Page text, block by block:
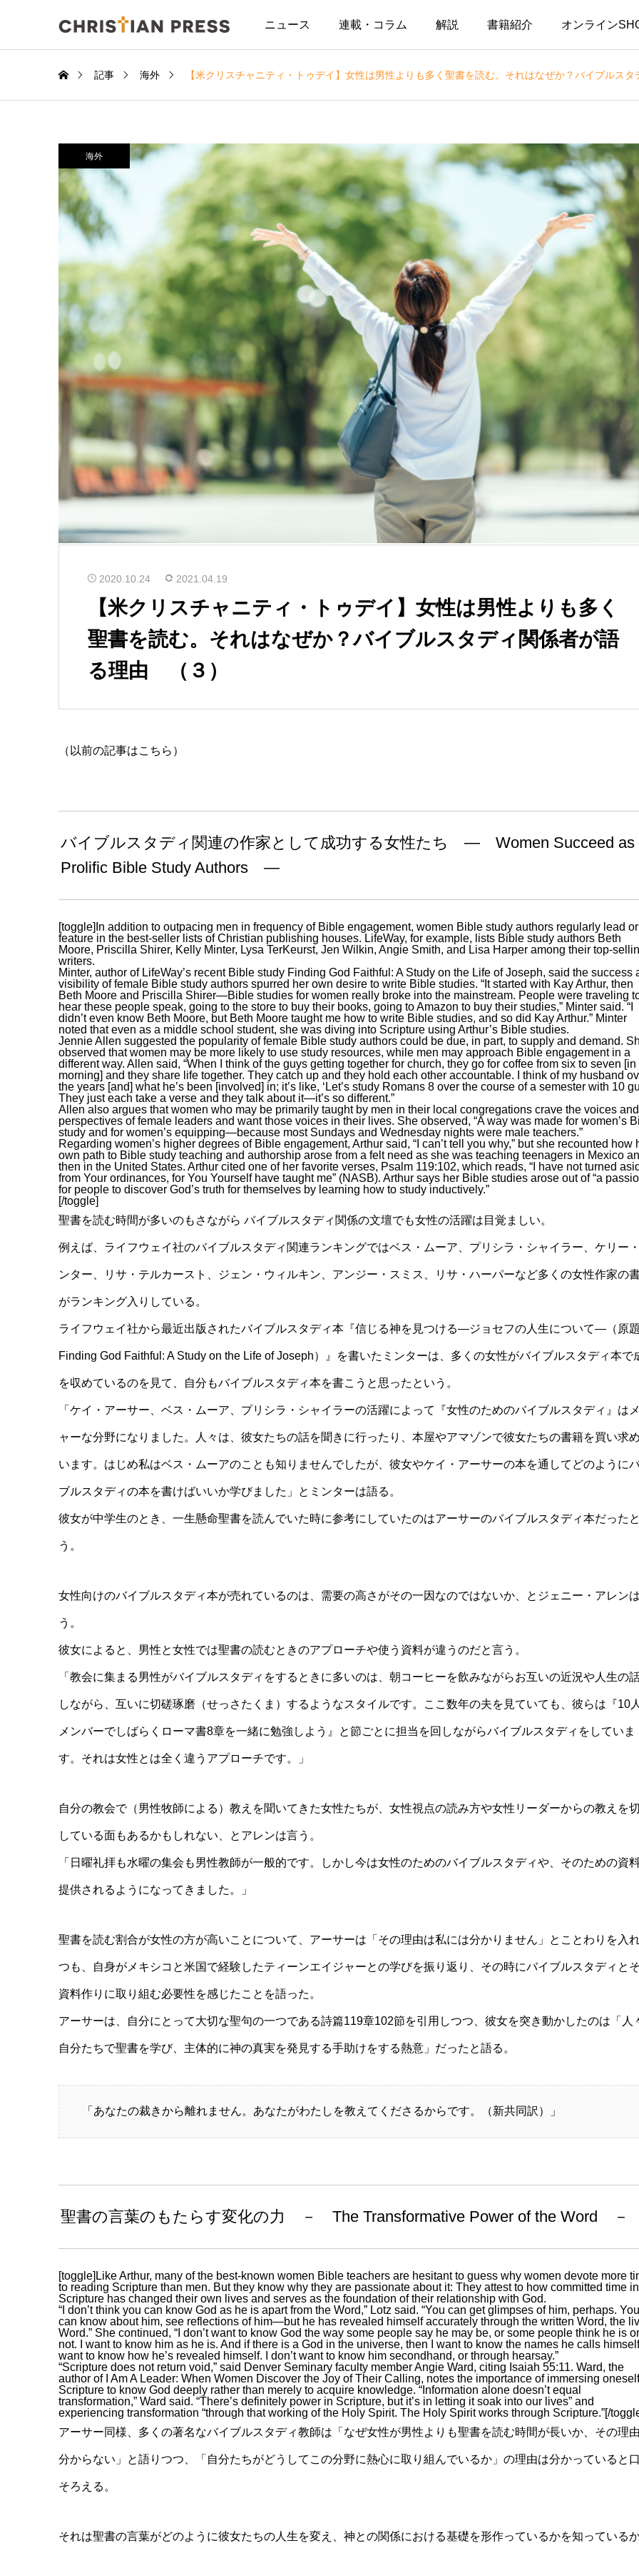
ニュース 連載・コラム 解説 書籍紹介 オンライン
記事 海外 【米クリスチャニティ・トゥデイ】女性は男性よりも多く聖書を読む。それはなぜか？バイブルス
海外
2020.10.24 2021.04.19
【米クリスチャニティ・トゥデイ】女性は男性よりも多く
聖書を読む。それはなぜか？バイブルスタディ関係者が語
る理由 （３）
（以前の記事はこちら）
バイブルスタディ関連の作家として成功する女性たち ― Women Succeed as
Prolific Bible Study Authors ―
[toggle]In addition to outpacing men in frequency of Bible engagement, women Bible study authors regularly lead or
feature in the best-seller lists of Christian publishing houses. LifeWay, for example, lists Bible study authors Beth
Moore, Priscilla Shirer, Kelly Minter, Lysa TerKeurst, Jen Wilkin, Angie Smith, and Lisa Harper among their top-
writers.
Minter, author of LifeWay’s recent Bible study Finding God Faithful: A Study on the Life of Joseph, said the success
visibility of female Bible study authors spurred her own desire to write Bible studies. “It started with Kay Arthur, then
Beth Moore and Priscilla Shirer—Bible studies for women really broke into the mainstream. People were traveling
hear these people speak, going to the store to buy their books, going to Amazon to buy their studies,” Minter said. “I
didn’t even know Beth Moore, but Beth Moore taught me how to write Bible studies, and so did Kay Arthur.” Minter
noted that even as a middle school student, she was diving into Scripture using Arthur’s Bible studies.
Jennie Allen suggested the popularity of female Bible study authors could be due, in part, to supply and demand.
observed that women may be more likely to use study resources, while men may approach Bible engagement in a
different way. Allen said, “When I think of the guys getting together for church, they go for coffee from six to seven [in
morning] and they share life together. They catch up and they hold each other accountable. I think of my husband
the years [and] what he’s been [involved] in; it’s like, ‘Let’s study Romans 8 over the course of a semester with 10
They just each take a verse and they talk about it—it’s so different.”
Allen also argues that women who may be primarily taught by men in their local congregations crave the voices and
perspectives of female leaders and want those voices in their lives. She observed, “A way was made for women’s
study and for women’s equipping—because most Sundays and Wednesday nights were male teachers.”
Regarding women’s higher degrees of Bible engagement, Arthur said, “I can’t tell you why,” but she recounted how
own path to Bible study teaching and authorship arose from a felt need as she was teaching teenagers in Mexico
then in the United States. Arthur cited one of her favorite verses, Psalm 119:102, which reads, “I have not turned
from Your ordinances, for You Yourself have taught me” (NASB). Arthur says her Bible studies arose out of “a
for people to discover God’s truth for themselves by learning how to study inductively.”
[/toggle]
聖書を読む時間が多いのもさながら バイブルスタディ関係の文壇でも女性の活躍は目覚ましい。
例えば、ライフウェイ社のバイブルスタディ関連ランキングではベス・ムーア、プリシラ・シャイラー、ケリー・
ンター、リサ・テルカースト、ジェン・ウィルキン、アンジー・スミス、リサ・ハーパーなど多くの女性作家の
がランキング入りしている。
ライフウェイ社から最近出版されたバイブルスタディ本『信じる神を見つける―ジョセフの人生について―（原題
Finding God Faithful: A Study on the Life of Joseph）』を書いたミンターは、多くの女性がバイブルスタディ本で
を収めているのを見て、自分もバイブルスタディ本を書こうと思ったという。
「ケイ・アーサー、ベス・ムーア、プリシラ・シャイラーの活躍によって『女性のためのバイブルスタディ』は
ャーな分野になりました。人々は、彼女たちの話を聞きに行ったり、本屋やアマゾンで彼女たちの書籍を買い求
います。はじめ私はベス・ムーアのことも知りませんでしたが、彼女やケイ・アーサーの本を通してどのように
ブルスタディの本を書けばいいか学びました」とミンターは語る。
彼女が中学生のとき、一生懸命聖書を読んでいた時に参考にしていたのはアーサーのバイブルスタディ本だった
う。
女性向けのバイブルスタディ本が売れているのは、需要の高さがその一因なのではないか、とジェニー・アレン
う。
彼女によると、男性と女性では聖書の読むときのアプローチや使う資料が違うのだと言う。
「教会に集まる男性がバイブルスタディをするときに多いのは、朝コーヒーを飲みながらお互いの近況や人生の
しながら、互いに切磋琢磨（せっさたくま）するようなスタイルです。ここ数年の夫を見ていても、彼らは『10
メンバーでしばらくローマ書8章を一緒に勉強しよう』と節ごとに担当を回しながらバイブルスタディをしていま
す。それは女性とは全く違うアプローチです。」
自分の教会で（男性牧師による）教えを聞いてきた女性たちが、女性視点の読み方や女性リーダーからの教えを
している面もあるかもしれない、とアレンは言う。
「日曜礼拝も水曜の集会も男性教師が一般的です。しかし今は女性のためのバイブルスタディや、そのための資
提供されるようになってきました。」
聖書を読む割合が女性の方が高いことについて、アーサーは「その理由は私には分かりません」とことわりを入
つも、自身がメキシコと米国で経験したティーンエイジャーとの学びを振り返り、その時にバイブルスタディと
資料作りに取り組む必要性を感じたことを語った。
アーサーは、自分にとって大切な聖句の一つである詩篇119章102節を引用しつつ、彼女を突き動かしたのは「人
自分たちで聖書を学び、主体的に神の真実を発見する手助けをする熱意」だったと語る。
「あなたの裁きから離れません。あなたがわたしを教えてくださるからです。（新共同訳）」
聖書の言葉のもたらす変化の力 － The Transformative Power of the Word －
[toggle]Like Arthur, many of the best-known women Bible teachers are hesitant to guess why women devote more
to reading Scripture than men. But they know why they are passionate about it: They attest to how committed time in
Scripture has changed their own lives and serves as the foundation of their relationship with God.
“I don’t think you can know God as he is apart from the Word,” Lotz said. “You can get glimpses of him, perhaps. You
can know about him, see reflections of him—but he has revealed himself accurately through the written Word, the
Word.” She continued, “I don’t want to know God the way some people say he may be, or some people think he is
not. I want to know him as he is. And if there is a God in the universe, then I want to know the names he calls himself.
want to know how he’s revealed himself. I don’t want to know him secondhand, or through hearsay.”
“Scripture does not return void,” said Denver Seminary faculty member Angie Ward, citing Isaiah 55:11. Ward, the
author of I Am A Leader: When Women Discover the Joy of Their Calling, notes the importance of immersing
Scripture to know God deeply rather than merely to acquire knowledge. “Information alone doesn’t equal
transformation,” Ward said. “There’s definitely power in Scripture, but it’s in letting it soak into our lives” and
experiencing transformation “through that working of the Holy Spirit. The Holy Spirit works through Scripture.”[/
アーサー同様、多くの著名なバイブルスタディ教師は「なぜ女性が男性よりも聖書を読む時間が長いか、その理
分からない」と語りつつ、「自分たちがどうしてこの分野に熱心に取り組んでいるか」の理由は分かっていると
そろえる。
それは聖書の言葉がどのように彼女たちの人生を変え、神との関係における基礎を形作っているかを知っている